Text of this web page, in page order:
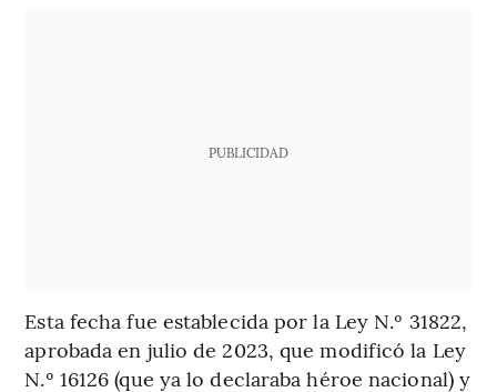
PUBLICIDAD
Esta fecha fue establecida por la Ley N.º 31822,
aprobada en julio de 2023, que modificó la Ley
N.º 16126 (que ya lo declaraba héroe nacional) y